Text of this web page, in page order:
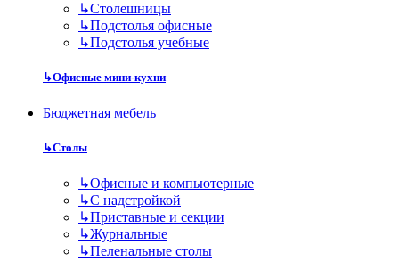
↳Столешницы
↳Подстолья офисные
↳Подстолья учебные
↳Офисные мини-кухни
Бюджетная мебель
↳Столы
↳Офисные и компьютерные
↳С надстройкой
↳Приставные и секции
↳Журнальные
↳Пеленальные столы